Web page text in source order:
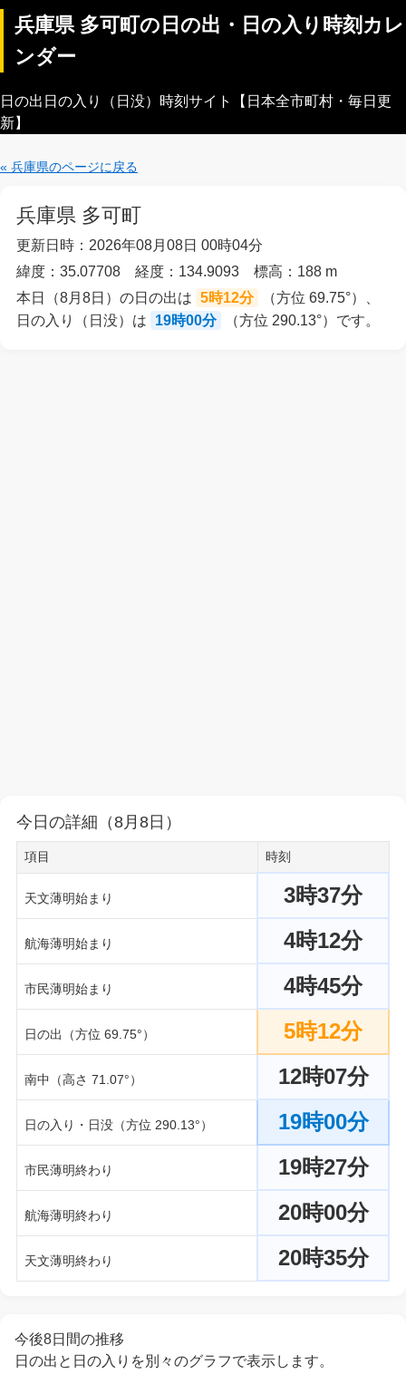
兵庫県 多可町の日の出・日の入り時刻カレ
ンダー
日の出日の入り（日没）時刻サイト【日本全市町村・毎日更
新】
« 兵庫県のページに戻る
兵庫県 多可町
更新日時：2026年08月08日 00時04分
緯度：35.07708 経度：134.9093 標高：188 m
本日（8月8日）の日の出は 5時12分
（方位 69.75°）、
日の入り（日没）は
19時00分 （方位 290.13°）です。
今日の詳細（8月8日）
項目 時刻
天文薄明始まり 3時37分
航海薄明始まり 4時12分
市民薄明始まり 4時45分
日の出（方位 69.75°） 5時12分
南中（高さ 71.07°） 12時07分
日の入り・日没（方位 290.13°） 19時00分
市民薄明終わり 19時27分
航海薄明終わり 20時00分
天文薄明終わり 20時35分
今後8日間の推移
日の出と日の入りを別々のグラフで表示します。